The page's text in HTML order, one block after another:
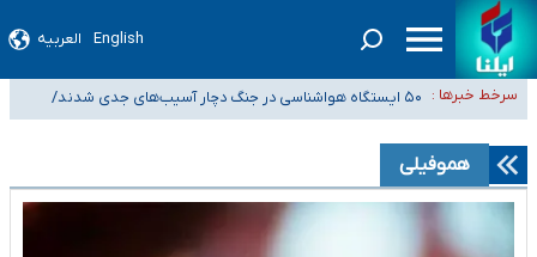
English العربیه
سرخط خبرها :
انتصاب شش فرمانده عالی‌رتبه در ستاد کل نیروهای مسلح، سپاه پاسداران و
بسیج مستضعفین ۵۰ ایستگاه هواشناسی در جنگ دچار آسیب‌های جدی شدند/
تخریب کامل دو رادار در بوشهر و اهواز
شیب آسیب‌های اجتماعی در کشور افزایشی است
رصد زنجیره‌ای معاملات برای شناسایی پولشویی/ کم‌اظهاری و بیش‌اظهاری زیر
ذره‌بین مالیاتی «حسین آقایاری» تراستی ابربدهکار کیست؟/ غارت پول نفت کشور با پاسپورت
هموفیلی